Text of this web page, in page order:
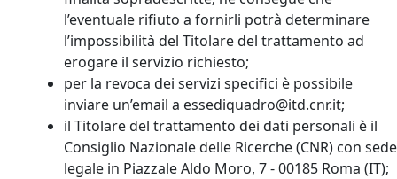
l’eventuale rifiuto a fornirli potrà determinare
l’impossibilità del Titolare del trattamento ad
erogare il servizio richiesto;
per la revoca dei servizi specifici è possibile
inviare un’email a essediquadro@itd.cnr.it;
il Titolare del trattamento dei dati personali è il
Consiglio Nazionale delle Ricerche (CNR) con sede
legale in Piazzale Aldo Moro, 7 - 00185 Roma (IT);